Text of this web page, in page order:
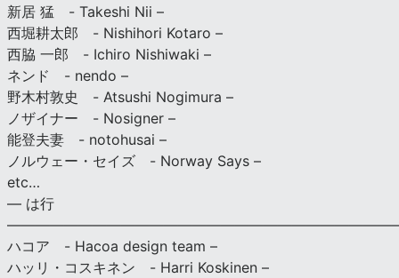
新居 猛 - Takeshi Nii –
西堀耕太郎 - Nishihori Kotaro –
西脇 一郎 - Ichiro Nishiwaki –
ネンド - nendo –
野木村敦史 - Atsushi Nogimura –
ノザイナー - Nosigner –
能登夫妻 - notohusai –
ノルウェー・セイズ - Norway Says –
etc…
— は行
ハコア - Hacoa design team –
ハッリ・コスキネン - Harri Koskinen –